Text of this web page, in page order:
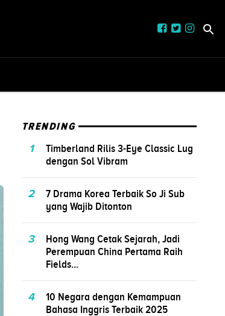
TRENDING
1
Timberland Rilis 3-Eye Classic Lug
dengan Sol Vibram
2
7 Drama Korea Terbaik So Ji Sub
yang Wajib Ditonton
3
Hong Wang Cetak Sejarah, Jadi
Perempuan China Pertama Raih
Fields...
4
10 Negara dengan Kemampuan
Bahasa Inggris Terbaik 2025